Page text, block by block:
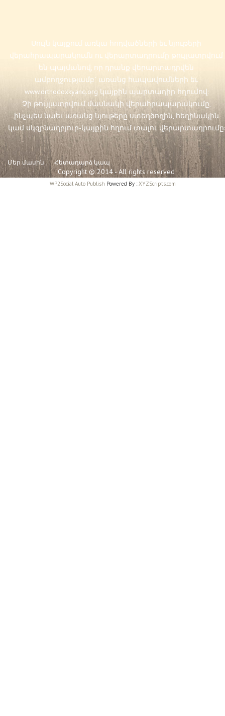
Սույն կայքում առկա հոդվածների եւ նյութերի
վերահրապարակումն ու վերարտադրումը թույլատրվում
են պայմանով, որ դրանք վերարտադրվեն
ամբողջությամբ` առանց հապավումների եւ
www.orthodoxkyanq.org կայքին պարտադիր հղումով:
Չի թույլատրվում մասնակի վերահրապարակումը,
ինչպես նաեւ առանց նյութերը ստեղծողին, հեղինակին
կամ սկզբնաղբյուր-կայքին հղում տալու վերարտադրումը:
Մեր մասին Հետադարձ կապ
Copyright © 2014 - All rights reserved
WP2Social Auto Publish Powered By :XYZScripts.com